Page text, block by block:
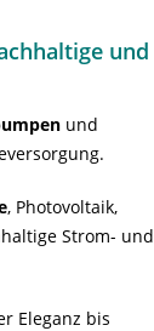
und
und
, Photovoltaik,
Strom- und
Eleganz bis